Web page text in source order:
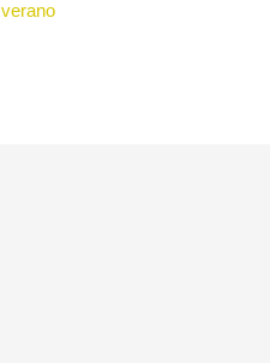
verano